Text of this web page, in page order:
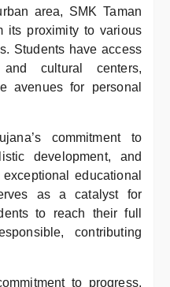
area, SMK Taman
its proximity to various
Students have access
cultural centers,
avenues for personal
commitment to
development, and
educational
as a catalyst for
to reach their full
contributing
to progress,